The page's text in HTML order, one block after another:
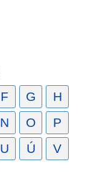
F G
H
N O
P
U Ú
V